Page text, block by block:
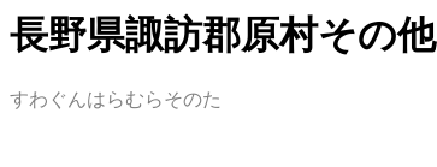
長野県諏訪郡原村その他
すわぐんはらむらそのた